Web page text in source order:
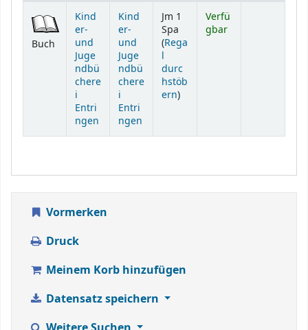
Buch
Kind
er-
und
Juge
ndbü
chere
i
Entri
ngen
Kind
er-
und
Juge
ndbü
chere
i
Entri
ngen
Jm 1
Spa
(Rega
l
durc
hstöb
ern(Öffnet sich unterhalb)
)
Verfü
gbar
Vormerken
Druck
Meinem Korb hinzufügen
Datensatz speichern